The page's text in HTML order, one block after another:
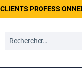
CLIENTS